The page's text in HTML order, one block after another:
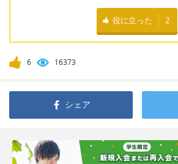
役に立った 2
6 16373
シェア